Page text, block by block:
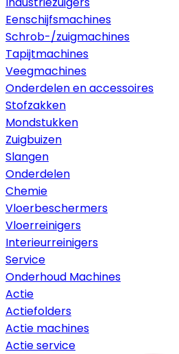
Eenschijfsmachines
Schrob-/zuigmachines
Tapijtmachines
Veegmachines
Onderdelen en accessoires
Stofzakken
Mondstukken
Zuigbuizen
Slangen
Onderdelen
Chemie
Vloerbeschermers
Vloerreinigers
Interieurreinigers
Service
Onderhoud Machines
Actie
Actiefolders
Actie machines
Actie service